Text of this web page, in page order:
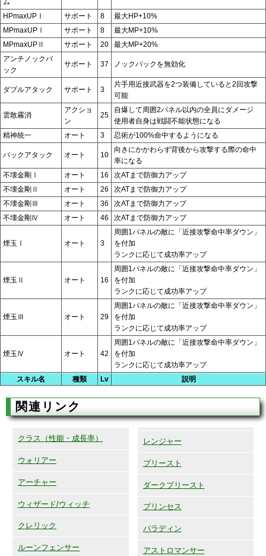
スキル名 種類 Lv 説明
ム
HPmaxUPⅠ サポート 8
最大HP+10%
MPmaxUPⅠ
サポート 8
最大MP+10%
MPmaxUPⅡ
サポート 20
最大MP+20%
アンチノックバ
ック
サポート 37 ノックバックを無効化
ダブルアタック サポート 3
片手用近接武器を2つ装備していると2回攻撃
可能
雲散霧消
アクショ
ン
25
自爆して周囲2パネル以内の全員にダメージ
使用者自身は戦闘不能状態になる
精神統一
オート 3 忍術が100%命中するようになる
バックアタック オート 10
向きにかかわらず背後から攻撃する際の命中
率になる
不壊金剛Ⅰ
オート 16
次ATまで防御力アップ
不壊金剛Ⅱ
オート 26
次ATまで防御力アップ
不壊金剛Ⅲ
オート 36
次ATまで防御力アップ
不壊金剛Ⅳ
オート 46 次ATまで防御力アップ
煙玉Ⅰ オート 3
周囲1パネルの敵に「近接攻撃命中率ダウン」
を付加
ランクに応じて成功率アップ
煙玉Ⅱ オート 16
周囲1パネルの敵に「近接攻撃命中率ダウン」
を付加
ランクに応じて成功率アップ
煙玉Ⅲ オート 29
周囲1パネルの敵に「近接攻撃命中率ダウン」
を付加
ランクに応じて成功率アップ
煙玉Ⅳ オート 42
周囲1パネルの敵に「近接攻撃命中率ダウン」
を付加
ランクに応じて成功率アップ
関連リンク
クラス（性能・成長率）
ウォリアー
アーチャー
ウィザード/ウィッチ
クレリック
ルーンフェンサー
レンジャー
プリースト
ダークプリースト
プリンセス
パラディン
アストロマンサー